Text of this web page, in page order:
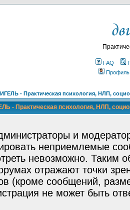
FAQ
Профиль
- Практическая психология, НЛП,
- Практическая психология, НЛП,
и
неприемлемые
невозможно. Таким
отражают точки
(кроме сообщений,
не может быть